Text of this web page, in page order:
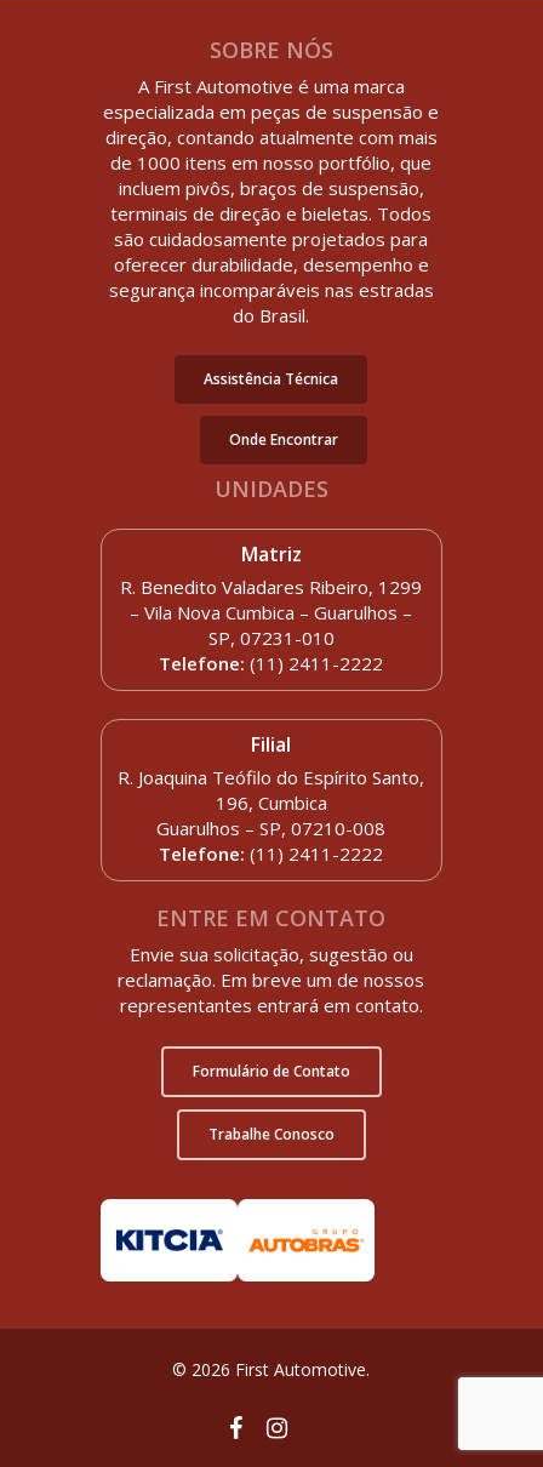
SOBRE NÓS
A First Automotive é uma marca
especializada em peças de suspensão e
direção, contando atualmente com mais
de 1000 itens em nosso portfólio, que
incluem pivôs, braços de suspensão,
terminais de direção e bieletas. Todos
são cuidadosamente projetados para
oferecer durabilidade, desempenho e
segurança incomparáveis nas estradas
do Brasil.
Assistência Técnica
Onde Encontrar
UNIDADES
Matriz
R. Benedito Valadares Ribeiro, 1299
– Vila Nova Cumbica – Guarulhos –
SP, 07231-010
Telefone:(11) 2411-2222
Filial
R. Joaquina Teófilo do Espírito Santo,
196, Cumbica
Guarulhos – SP, 07210-008
Telefone: (11) 2411-2222
ENTRE EM CONTATO
Envie sua solicitação, sugestão ou
reclamação. Em breve um de nossos
representantes entrará em contato.
Formulário de Contato
Trabalhe Conosco
© 2026 First Automotive.
facebookinstagram